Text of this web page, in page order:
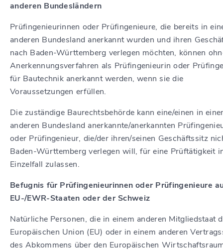
anderen Bundesländern
Prüfingenieurinnen oder Prüfingenieure, die bereits in
anderen Bundesland anerkannt wurden und ihren
nach Baden-Württemberg verlegen möchten, können
Anerkennungsverfahren als Prüfingenieurin oder
für Bautechnik anerkannt werden, wenn sie die
Voraussetzungen erfüllen.
Die zuständige Baurechtsbehörde kann eine/einen in
anderen Bundesland anerkannte/anerkannten
oder Prüfingenieur, die/der ihren/seinen Geschäftssitz
Baden-Württemberg verlegen will, für eine Prüftätigkeit
Einzelfall zulassen.
Befugnis für Prüfingenieurinnen oder Prüfingenieure
EU-/EWR-Staaten oder der Schweiz
Natürliche Personen, die in einem anderen Mitgliedstaat
Europäischen Union (EU) oder in einem anderen
des Abkommens über den Europäischen